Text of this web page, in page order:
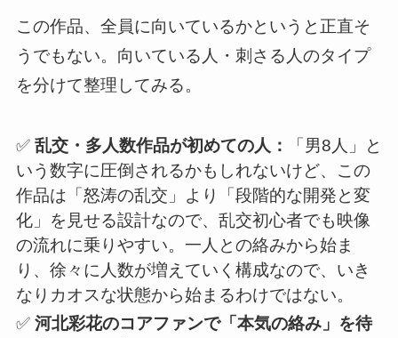
この作品、全員に向いているかというと正直そ
うでもない。向いている人・刺さる人のタイプ
を分けて整理してみる。
✅ 乱交・多人数作品が初めての人：
「男8人」と
いう数字に圧倒されるかもしれないけど、この
作品は「怒涛の乱交」より「段階的な開発と変
化」を見せる設計なので、乱交初心者でも映像
の流れに乗りやすい。一人との絡みから始ま
り、徐々に人数が増えていく構成なので、いき
なりカオスな状態から始まるわけではない。
✅ 河北彩花のコアファンで「本気の絡み」を待